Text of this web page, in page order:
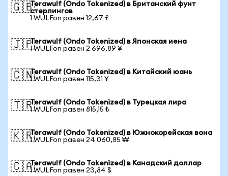
🇬🇧Terawulf (Ondo Tokenized) в Британский фунт
стерлингов
1 WULFon равен 12,67 £
🇯🇵Terawulf (Ondo Tokenized) в Японская иена
1 WULFon равен 2 696,89 ¥
🇨🇳Terawulf (Ondo Tokenized) в Китайский юань
1 WULFon равен 115,31 ¥
🇹🇷Terawulf (Ondo Tokenized) в Турецкая лира
1 WULFon равен 815,15 ₺
🇰🇷Terawulf (Ondo Tokenized) в Южнокорейская вона
1 WULFon равен 24 060,85 ₩
🇨🇦Terawulf (Ondo Tokenized) в Канадский доллар
1 WULFon равен 23,84 $